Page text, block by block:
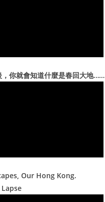
，你就會知道什麼是春回大地……
Our Hong Kong.